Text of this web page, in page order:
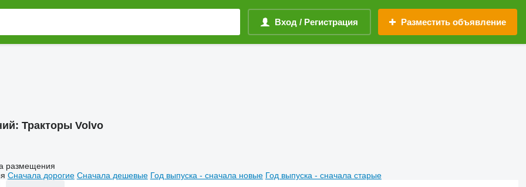
Вход / Регистрация Разместить объявление
Тракторы Volvo
размещения
Сначала дорогие Сначала дешевые Год выпуска - сначала новые Год выпуска - сначала старые